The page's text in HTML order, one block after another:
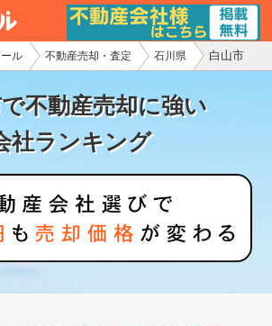
ル 不動産売却・査定 石川県 白山市
不動産売却に強い
社ランキング
の不動産会社様
査定